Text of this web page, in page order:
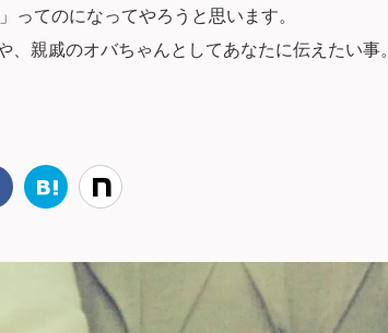
てのになってやろうと思います。
親戚のオバちゃんとしてあなたに伝えたい事。